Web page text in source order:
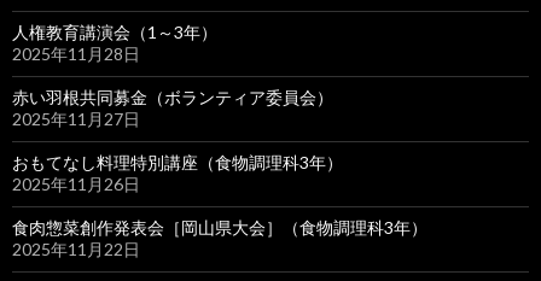
人権教育講演会（1～3年）
2025年11月28日
赤い羽根共同募金（ボランティア委員会）
2025年11月27日
おもてなし料理特別講座（食物調理科3年）
2025年11月26日
食肉惣菜創作発表会［岡山県大会］（食物調理科3年）
2025年11月22日